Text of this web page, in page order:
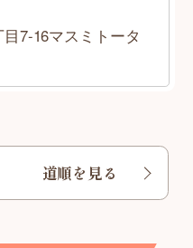
7-16マスミトータ
道順を見る